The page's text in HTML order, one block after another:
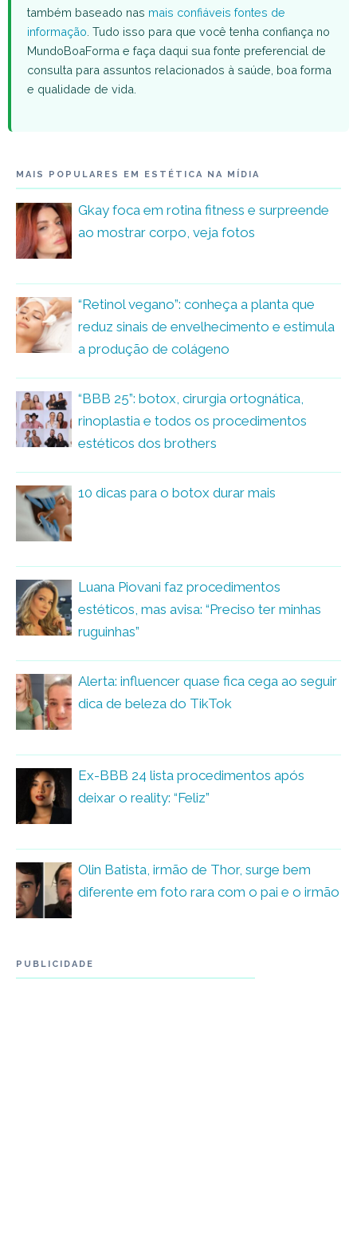
também baseado nas mais confiáveis fontes de
informação . Tudo isso para que você tenha confiança no
MundoBoaForma e faça daqui sua fonte preferencial de
consulta para assuntos relacionados à saúde, boa forma
e qualidade de vida.
MAIS POPULARES EM ESTÉTICA NA MÍDIA
Gkay foca em rotina fitness e surpreende
ao mostrar corpo, veja fotos
“Retinol vegano”: conheça a planta que
reduz sinais de envelhecimento e estimula
a produção de colágeno
“BBB 25”: botox, cirurgia ortognática,
rinoplastia e todos os procedimentos
estéticos dos brothers
10 dicas para o botox durar mais
Luana Piovani faz procedimentos
estéticos, mas avisa: “Preciso ter minhas
ruguinhas”
Alerta: influencer quase fica cega ao seguir
dica de beleza do TikTok
Ex-BBB 24 lista procedimentos após
deixar o reality: “Feliz”
Olin Batista, irmão de Thor, surge bem
diferente em foto rara com o pai e o irmão
PUBLICIDADE